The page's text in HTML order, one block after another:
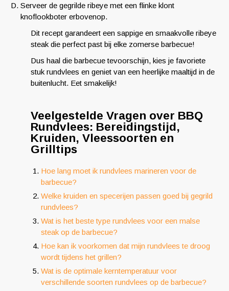
Serveer de gegrilde ribeye met een flinke klont
knoflookboter erbovenop.
Dit recept garandeert een sappige en smaakvolle ribeye
steak die perfect past bij elke zomerse barbecue!
Dus haal die barbecue tevoorschijn, kies je favoriete
stuk rundvlees en geniet van een heerlijke maaltijd in de
buitenlucht. Eet smakelijk!
Veelgestelde Vragen over BBQ
Rundvlees: Bereidingstijd,
Kruiden, Vleessoorten en
Grilltips
Hoe lang moet ik rundvlees marineren voor de
barbecue?
Welke kruiden en specerijen passen goed bij gegrild
rundvlees?
Wat is het beste type rundvlees voor een malse
steak op de barbecue?
Hoe kan ik voorkomen dat mijn rundvlees te droog
wordt tijdens het grillen?
Wat is de optimale kerntemperatuur voor
verschillende soorten rundvlees op de barbecue?